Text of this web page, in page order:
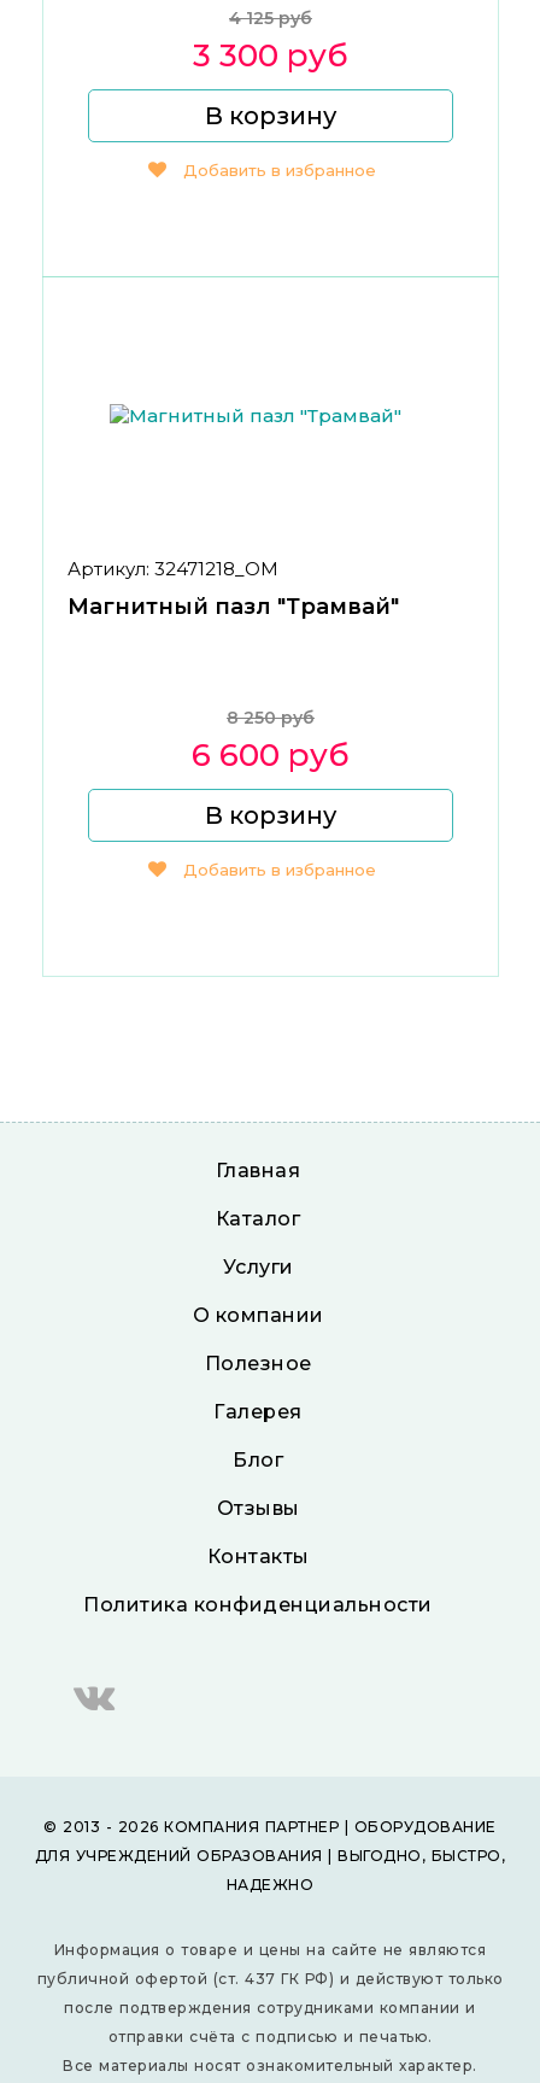
4 125 руб
3 300 руб
В корзину
Добавить в избранное
Артикул: 32471218_ОМ
Магнитный пазл "Трамвай"
8 250 руб
6 600 руб
В корзину
Добавить в избранное
Главная
Каталог
Услуги
О компании
Полезное
Галерея
Блог
Отзывы
Контакты
Политика конфиденциальности
© 2013 - 2026 КОМПАНИЯ ПАРТНЕР | ОБОРУДОВАНИЕ
ДЛЯ УЧРЕЖДЕНИЙ ОБРАЗОВАНИЯ | ВЫГОДНО, БЫСТРО,
НАДЕЖНО
Информация о товаре и цены на сайте не являются
публичной офертой (ст. 437 ГК РФ) и действуют только
после подтверждения сотрудниками компании и
отправки счёта с подписью и печатью.
Все материалы носят ознакомительный характер.